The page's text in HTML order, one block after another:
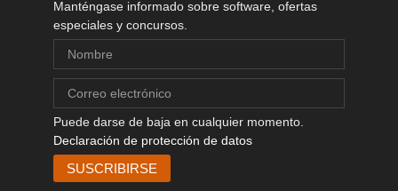
Manténgase informado sobre software, ofertas
especiales y concursos.
Puede darse de baja en cualquier momento.
Declaración de protección de datos